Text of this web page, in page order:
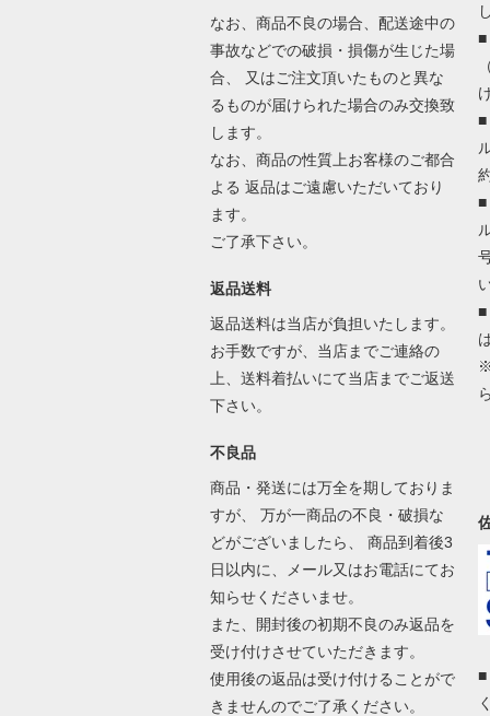
なお、商品不良の場合、配送途中の
事故などでの破損・損傷が生じた場
合、 又はご注文頂いたものと異な
るものが届けられた場合のみ交換致
します。
なお、商品の性質上お客様のご都合
よる 返品はご遠慮いただいており
ます。
ご了承下さい。
返品送料
返品送料は当店が負担いたします。
お手数ですが、当店までご連絡の
上、送料着払いにて当店までご返送
下さい。
不良品
商品・発送には万全を期しておりま
すが、 万が一商品の不良・破損な
どがございましたら、 商品到着後3
日以内に、メール又はお電話にてお
知らせくださいませ。
また、開封後の初期不良のみ返品を
受け付けさせていただきます。
使用後の返品は受け付けることがで
きませんのでご了承ください。
■
■
■
■
■